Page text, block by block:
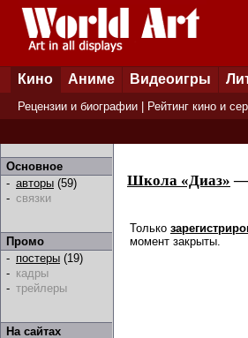
Кино Аниме Видеоигры
Рецензии и биографии Рейтинг кино и
Основное
- авторы (59)
- связки
Промо
- постеры (19)
- кадры
- трейлеры
На сайтах
Школа «Диаз» —
Только
момент закрыты.